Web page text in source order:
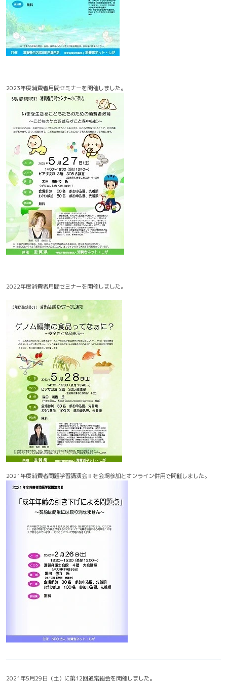
2023年度消費者月間セミナーを開催しました。
2022年度消費者月間セミナーを開催しました。
2021年度消費者問題学習講演会Ⅱを会場参加とオンライン併用で開催しました。
2021年5月29日（土）に第12回通常総会を開催しました。